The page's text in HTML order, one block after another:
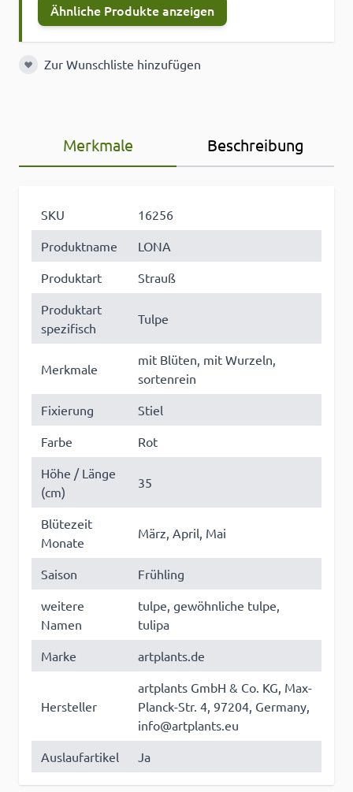
Ähnliche Produkte anzeigen
Zur Wunschliste hinzufügen
Zur Wunschliste hinzufügen
Merkmale Beschreibung
SKU
16256
Produktname
LONA
Produktart
Strauß
Produktart
spezifisch
Tulpe
Merkmale
mit Blüten, mit Wurzeln,
sortenrein
Fixierung
Stiel
Farbe
Rot
Höhe / Länge
(cm)
35
Blütezeit
Monate
März, April, Mai
Saison
Frühling
weitere
Namen
tulpe, gewöhnliche tulpe,
tulipa
Marke
artplants.de
Hersteller
artplants GmbH & Co. KG, Max-
Planck-Str. 4, 97204, Germany,
info@artplants.eu
Auslaufartikel
Ja